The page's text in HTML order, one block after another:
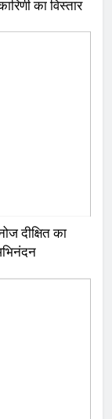
का विस्तार
दीक्षित का